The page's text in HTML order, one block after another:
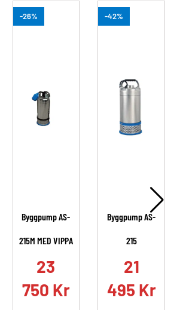
-26%
Byggpump AS-
215M MED VIPPA
23
750 Kr
-42%
Byggpump AS-
215
21
495 Kr